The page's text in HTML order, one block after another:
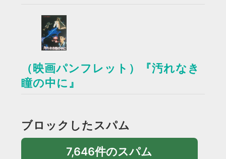
（映画パンフレット）『汚れなき
瞳の中に』
ブロックしたスパム
7,646件のスパム